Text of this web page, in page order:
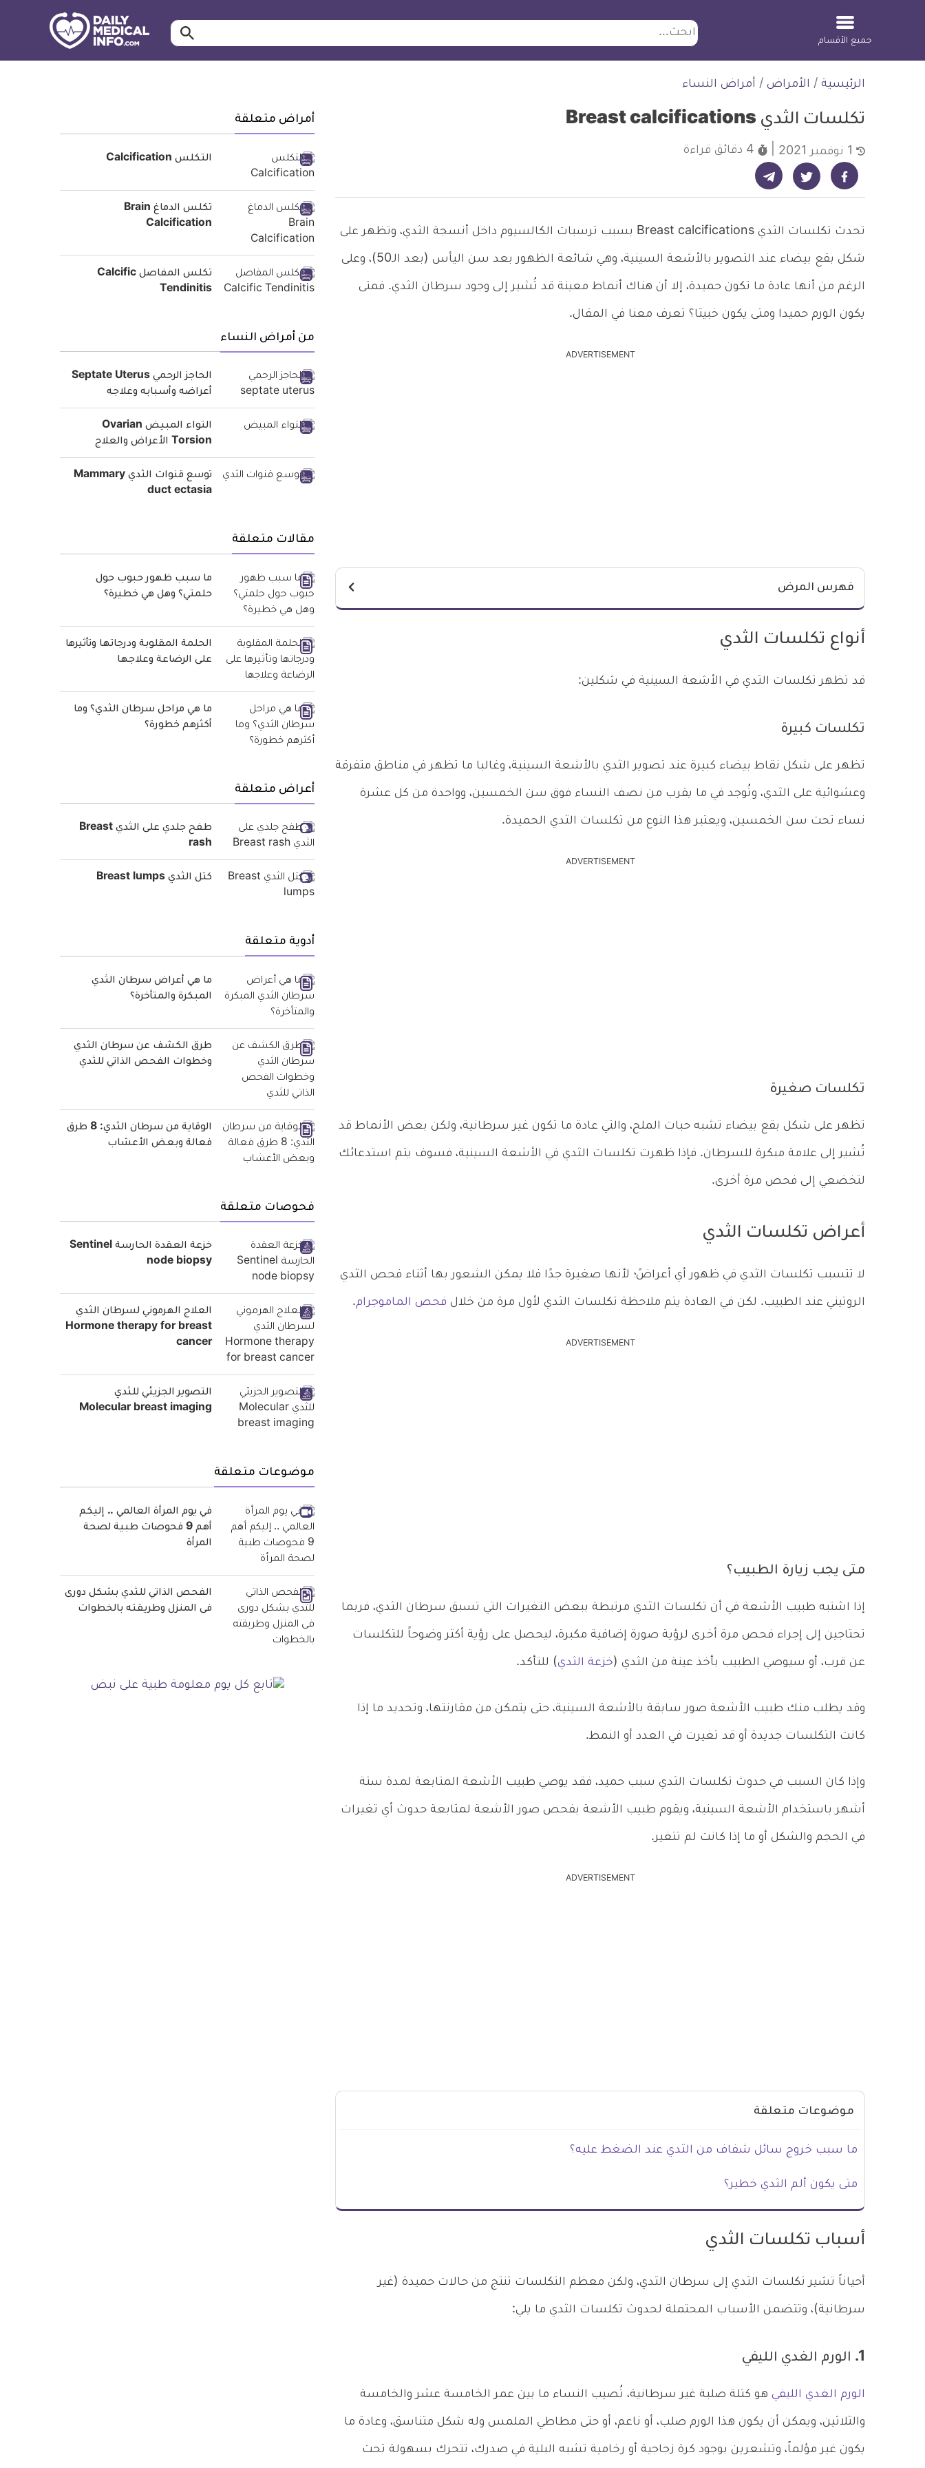
ابحث ابحث…
جميع الأقسام
الرئيسية / الأمراض / أمراض النساء
تكلسات الثدي Breast calcifications
4 دقائق قراءة
شارك على فيسبوك - ديلي ميديكال انفو شارك على تويتر - ديلي ميديكال انفو شارك على تيليجرام - ديلي ميديكال انفو
تحدث تكلسات الثدي Breast calcifications بسبب ترسبات الكالسيوم داخل أنسجة الثدي، وتظهر على
شكل بقع بيضاء عند التصوير بالأشعة السينية، وهي شائعة الظهور بعد سن اليأس (بعد الـ50)، وعلى
الرغم من أنها عادة ما تكون حميدة، إلا أن هناك أنماط معينة قد تُشير إلى وجود سرطان الثدي. فمتى
يكون الورم حميدا ومتى يكون خبيثا؟ تعرف معنا في المقال.
ADVERTISEMENT
فهرس المرض
أنواع تكلسات الثدي
قد تظهر تكلسات الثدي في الأشعة السينية في شكلين:
تكلسات كبيرة
تظهر على شكل نقاط بيضاء كبيرة عند تصوير الثدي بالأشعة السينية، وغالبا ما تظهر في مناطق متفرقة
وعشوائية على الثدي، وتُوجد في ما يقرب من نصف النساء فوق سن الخمسين، وواحدة من كل عشرة
نساء تحت سن الخمسين، ويعتبر هذا النوع من تكلسات الثدي الحميدة.
ADVERTISEMENT
تكلسات صغيرة
تظهر على شكل بقع بيضاء تشبه حبات الملح، والتي عادة ما تكون غير سرطانية، ولكن بعض الأنماط قد
تُشير إلى علامة مبكرة للسرطان. فإذا ظهرت تكلسات الثدي في الأشعة السينية، فسوف يتم استدعائك
لتخضعي إلى فحص مرة أخرى.
أعراض تكلسات الثدي
لا تتسبب تكلسات الثدي في ظهور أي أعراضً؛ لأنها صغيرة جدًا فلا يمكن الشعور بها أثناء فحص الثدي
الروتيني عند الطبيب. لكن في العادة يتم ملاحظة تكلسات الثدي لأول مرة من خلال فحص الماموجرام.
ADVERTISEMENT
متى يجب زيارة الطبيب؟
إذا اشتبه طبيب الأشعة في أن تكلسات الثدي مرتبطة ببعض التغيرات التي تسبق سرطان الثدي، فربما
تحتاجين إلى إجراء فحص مرة أخرى لرؤية صورة إضافية مكبرة، ليحصل على رؤية أكثر وضوحاً للتكلسات
عن قرب، أو سيوصي الطبيب بأخذ عينة من الثدي (خزعة الثدي) للتأكد.
وقد يطلب منك طبيب الأشعة صور سابقة بالأشعة السينية، حتى يتمكن من مقارنتها، وتحديد ما إذا
كانت التكلسات جديدة أو قد تغيرت في العدد أو النمط.
وإذا كان السبب في حدوث تكلسات الثدي سبب حميد، فقد يوصي طبيب الأشعة المتابعة لمدة ستة
أشهر باستخدام الأشعة السينية، ويقوم طبيب الأشعة بفحص صور الأشعة لمتابعة حدوث أي تغيرات
في الحجم والشكل أو ما إذا كانت لم تتغير.
ADVERTISEMENT
موضوعات متعلقة
ما سبب خروج سائل شفاف من الثدي عند الضغط عليه؟
متى يكون ألم الثدي خطير؟
أسباب تكلسات الثدي
أحياناً تشير تكلسات الثدي إلى سرطان الثدي، ولكن معظم التكلسات تنتج من حالات حميدة (غير
سرطانية)، وتتضمن الأسباب المحتملة لحدوث تكلسات الثدي ما يلي:
1. الورم الغدي الليفي
الورم الغدي الليفي هو كتلة صلبة غير سرطانية، تُصيب النساء ما بين عمر الخامسة عشر والخامسة
والثلاثين، ويمكن أن يكون هذا الورم صلب، أو ناعم، أو حتى مطاطي الملمس وله شكل متناسق، وعادة ما
يكون غير مؤلماً، وتشعرين بوجود كرة زجاجية أو رخامية تشبه البلية في صدرك، تتحرك بسهولة تحت
أمراض متعلقة
التكلس Calcification
تكلس الدماغ Brain
Calcification
تكلس المفاصل Calcific
Tendinitis
من أمراض النساء
الحاجز الرحمي Septate Uterus
أعراضه وأسبابه وعلاجه
التواء المبيض Ovarian
Torsion الأعراض والعلاج
توسع قنوات الثدي Mammary
duct ectasia
مقالات متعلقة
ما سبب ظهور حبوب حول
حلمتي؟ وهل هي خطيرة؟
الحلمة المقلوبة ودرجاتها وتأثيرها
على الرضاعة وعلاجها
ما هي مراحل سرطان الثدي؟ وما
أكثرهم خطورة؟
أعراض متعلقة
طفح جلدي على الثدي Breast
rash
كتل الثدي Breast lumps
أدوية متعلقة
ما هي أعراض سرطان الثدي
المبكرة والمتأخرة؟
طرق الكشف عن سرطان الثدي
وخطوات الفحص الذاتي للثدي
الوقاية من سرطان الثدي: 8 طرق
فعالة وبعض الأعشاب
فحوصات متعلقة
خزعة العقدة الحارسة Sentinel
node biopsy
العلاج الهرموني لسرطان الثدي
Hormone therapy for breast
cancer
التصوير الجزيئي للثدي
Molecular breast imaging
موضوعات متعلقة
في يوم المرأة العالمي .. إليكم
أهم 9 فحوصات طبية لصحة
المرأة
الفحص الذاتي للثدي بشكل دورى
فى المنزل وطريقته بالخطوات